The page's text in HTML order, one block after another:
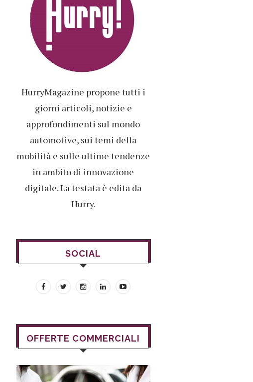
HurryMagazine propone tutti i
giorni articoli, notizie e
approfondimenti sul mondo
automotive, sui temi della
mobilità e sulle ultime tendenze
in ambito di innovazione
digitale. La testata è edita da
Hurry.
SOCIAL
OFFERTE COMMERCIALI